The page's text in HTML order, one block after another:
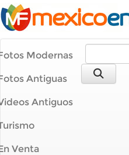
Modernas
Antiguas
Antiguos
Venta